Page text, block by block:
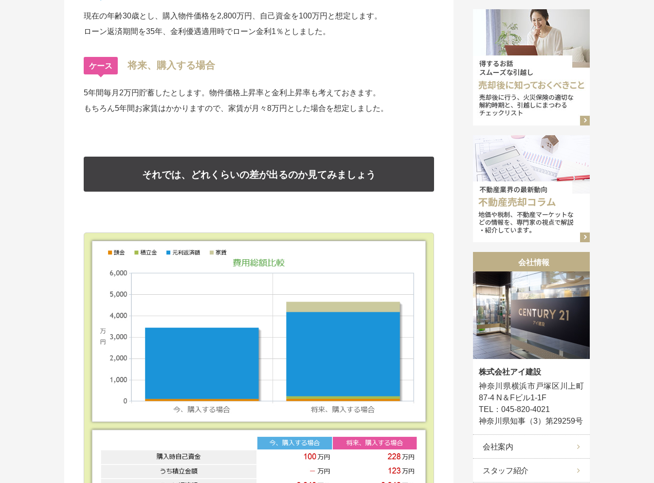
1
現在の年齢30歳とし、購入物件価格を2,800万円、自己資金を100万円と想定します。
ローン返済期間を35年、金利優遇適用時でローン金利1％としました。
ケース
2
将来、購入する場合
5年間毎月2万円貯蓄したとします。物件価格上昇率と金利上昇率も考えておきます。
もちろん5年間お家賃はかかりますので、家賃が月々8万円とした場合を想定しました。
それでは、どれくらいの差が出るのか見てみましょう
会社情報
株式会社アイ建設
神奈川県横浜市戸塚区川上町
87-4 N＆Fビル1-1F
TEL：045-820-4021
神奈川県知事（3）第29259号
会社案内
スタッフ紹介